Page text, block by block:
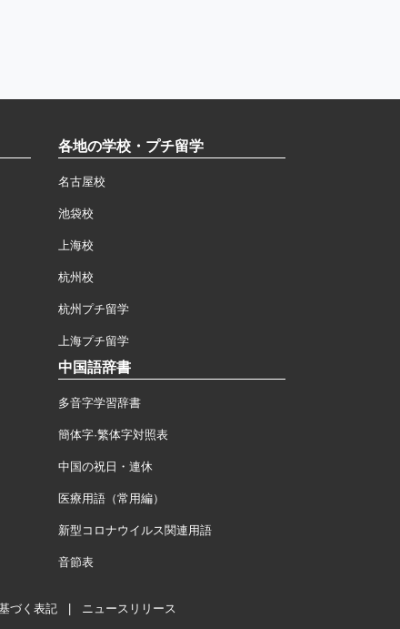
各地の学校・プチ留学
名古屋校
池袋校
上海校
杭州校
杭州プチ留学
上海プチ留学
中国語辞書
多音字学習辞書
簡体字·繁体字対照表
中国の祝日・連休
医療用語（常用編）
新型コロナウイルス関連用語
音節表
づく表記 ニュースリリース